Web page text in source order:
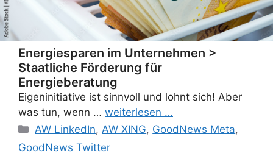
Energiesparen im Unternehmen >
Staatliche Förderung für
Energieberatung
Eigeninitiative ist sinnvoll und lohnt sich! Aber
was tun, wenn … weiterlesen …
Categories
AW LinkedIn, AW XING, GoodNews Meta,
GoodNews Twitter